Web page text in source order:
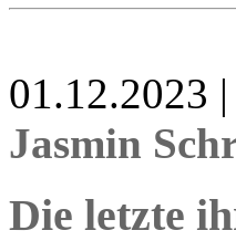
01.12.2023
Jasmin
Die letzte